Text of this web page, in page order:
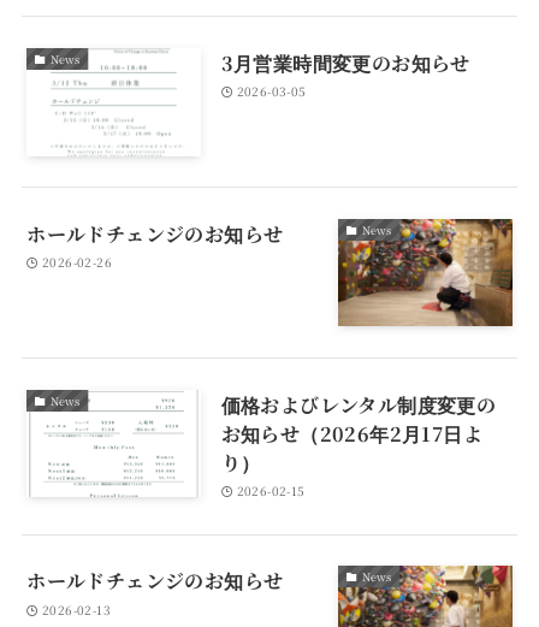
News 3月営業時間変更のお知らせ
2026-03-05
News
ホールドチェンジのお知らせ
2026-02-26
News
価格およびレンタル制度変更の
お知らせ（2026年2月17日よ
り）
2026-02-15
News
ホールドチェンジのお知らせ
2026-02-13